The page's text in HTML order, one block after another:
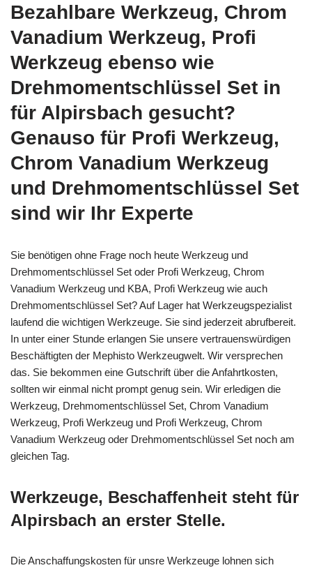
Bezahlbare Werkzeug, Chrom
Vanadium Werkzeug, Profi
Werkzeug ebenso wie
Drehmomentschlüssel Set in
für Alpirsbach gesucht?
Genauso für Profi Werkzeug,
Chrom Vanadium Werkzeug
und Drehmomentschlüssel Set
sind wir Ihr Experte
Sie benötigen ohne Frage noch heute Werkzeug und
Drehmomentschlüssel Set oder Profi Werkzeug, Chrom
Vanadium Werkzeug und KBA, Profi Werkzeug wie auch
Drehmomentschlüssel Set? Auf Lager hat Werkzeugspezialist
laufend die wichtigen Werkzeuge. Sie sind jederzeit abrufbereit.
In unter einer Stunde erlangen Sie unsere vertrauenswürdigen
Beschäftigten der Mephisto Werkzeugwelt. Wir versprechen
das. Sie bekommen eine Gutschrift über die Anfahrtkosten,
sollten wir einmal nicht prompt genug sein. Wir erledigen die
Werkzeug, Drehmomentschlüssel Set, Chrom Vanadium
Werkzeug, Profi Werkzeug und Profi Werkzeug, Chrom
Vanadium Werkzeug oder Drehmomentschlüssel Set noch am
gleichen Tag.
Werkzeuge, Beschaffenheit steht für
Alpirsbach an erster Stelle.
Die Anschaffungskosten für unsre Werkzeuge lohnen sich